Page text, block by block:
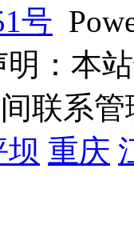
号
明：本
联系
重庆